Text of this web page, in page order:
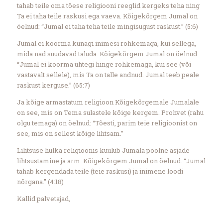
tahab teile oma tõese religiooni reeglid kergeks teha ning
Ta ei taha teile raskusi ega vaeva. Kõigekõrgem Jumal on
öelnud: “Jumal ei taha teha teile mingisugust raskust.” (5:6)
Jumal ei koorma kunagi inimesi rohkemaga, kui sellega,
mida nad suudavad taluda. Kõigekõrgem Jumal on öelnud:
“Jumal ei koorma ühtegi hinge rohkemaga, kui see (või
vastavalt sellele), mis Ta on talle andnud. Jumal teeb peale
raskust kerguse.” (65:7)
Ja kõige armastatum religioon Kõigekõrgemale Jumalale
on see, mis on Tema sulastele kõige kergem. Prohvet (rahu
olgu temaga) on öelnud: “Tõesti, parim teie religioonist on
see, mis on sellest kõige lihtsam.”
Lihtsuse hulka religioonis kuulub Jumala poolne asjade
lihtsustamine ja arm. Kõigekõrgem Jumal on öelnud: “Jumal
tahab kergendada teile (teie raskusi) ja inimene loodi
nõrgana.” (4:18)
Kallid palvetajad,